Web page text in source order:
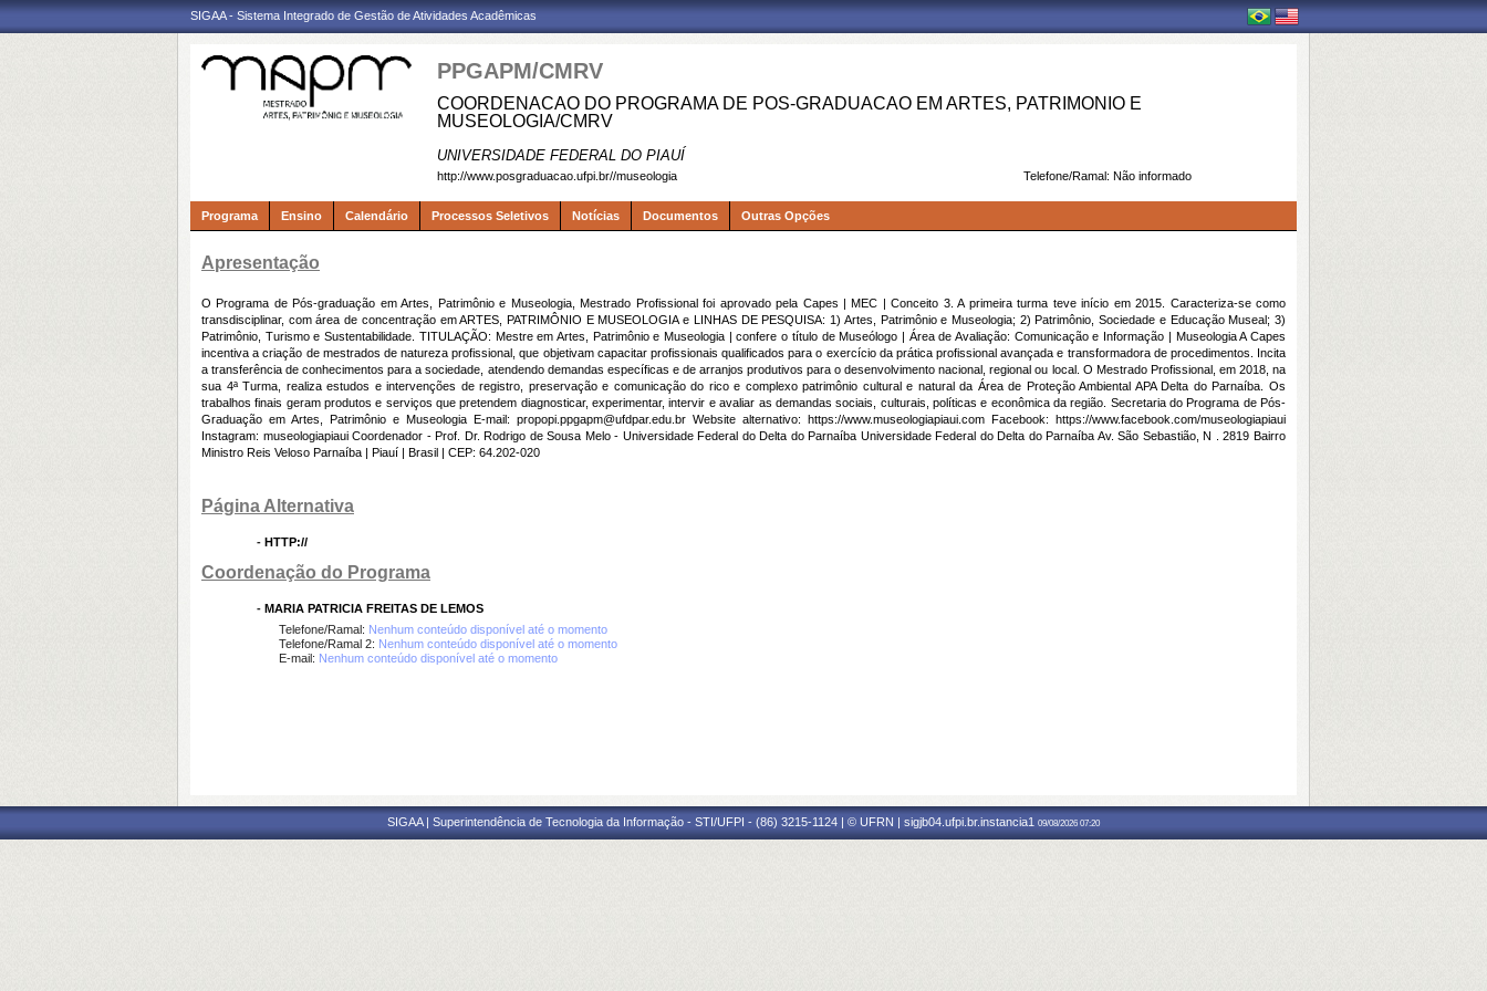
SIGAA - Sistema Integrado de Gestão de Atividades Acadêmicas
PPGAPM/CMRV
COORDENACAO DO PROGRAMA DE POS-GRADUACAO EM ARTES, PATRIMONIO E
MUSEOLOGIA/CMRV
UNIVERSIDADE FEDERAL DO PIAUÍ
Telefone/Ramal: Não informado
http://www.posgraduacao.ufpi.br//museologia
Programa Ensino Calendário Processos Seletivos Notícias Documentos Outras Opções
Apresentação
O Programa de Pós-graduação em Artes, Patrimônio e Museologia, Mestrado Profissional foi aprovado pela Capes | MEC | Conceito 3. A primeira turma teve início em 2015. Caracteriza-se como
transdisciplinar, com área de concentração em ARTES, PATRIMÔNIO E MUSEOLOGIA e LINHAS DE PESQUISA: 1) Artes, Patrimônio e Museologia; 2) Patrimônio, Sociedade e Educação Museal; 3)
Patrimônio, Turismo e Sustentabilidade. TITULAÇÃO: Mestre em Artes, Patrimônio e Museologia | confere o título de Museólogo | Área de Avaliação: Comunicação e Informação | Museologia A Capes
incentiva a criação de mestrados de natureza profissional, que objetivam capacitar profissionais qualificados para o exercício da prática profissional avançada e transformadora de procedimentos. Incita
a transferência de conhecimentos para a sociedade, atendendo demandas específicas e de arranjos produtivos para o desenvolvimento nacional, regional ou local. O Mestrado Profissional, em 2018, na
sua 4ª Turma, realiza estudos e intervenções de registro, preservação e comunicação do rico e complexo patrimônio cultural e natural da Área de Proteção Ambiental APA Delta do Parnaíba. Os
trabalhos finais geram produtos e serviços que pretendem diagnosticar, experimentar, intervir e avaliar as demandas sociais, culturais, políticas e econômica da região. Secretaria do Programa de Pós-
Graduação em Artes, Patrimônio e Museologia E-mail: propopi.ppgapm@ufdpar.edu.br Website alternativo: https://www.museologiapiaui.com Facebook: https://www.facebook.com/museologiapiaui
Instagram: museologiapiaui Coordenador - Prof. Dr. Rodrigo de Sousa Melo - Universidade Federal do Delta do Parnaíba Universidade Federal do Delta do Parnaíba Av. São Sebastião, N . 2819 Bairro
Ministro Reis Veloso Parnaíba | Piauí | Brasil | CEP: 64.202-020
Página Alternativa
- HTTP://
Coordenação do Programa
- MARIA PATRICIA FREITAS DE LEMOS
Telefone/Ramal: Nenhum conteúdo disponível até o momento
Telefone/Ramal 2: Nenhum conteúdo disponível até o momento
E-mail: Nenhum conteúdo disponível até o momento
SIGAA | Superintendência de Tecnologia da Informação - STI/UFPI - (86) 3215-1124 | © UFRN | sigjb04.ufpi.br.instancia1 09/08/2026 07:20